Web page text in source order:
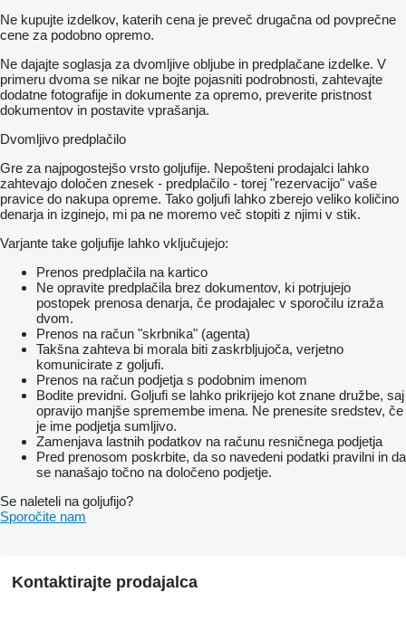
Ne kupujte izdelkov, katerih cena je preveč drugačna od povprečne
cene za podobno opremo.
Ne dajajte soglasja za dvomljive obljube in predplačane izdelke. V
primeru dvoma se nikar ne bojte pojasniti podrobnosti, zahtevajte
dodatne fotografije in dokumente za opremo, preverite pristnost
dokumentov in postavite vprašanja.
Dvomljivo predplačilo
Gre za najpogostejšo vrsto goljufije. Nepošteni prodajalci lahko
zahtevajo določen znesek - predplačilo - torej "rezervacijo" vaše
pravice do nakupa opreme. Tako goljufi lahko zberejo veliko količino
denarja in izginejo, mi pa ne moremo več stopiti z njimi v stik.
Varjante take goljufije lahko vključujejo:
Prenos predplačila na kartico
Ne opravite predplačila brez dokumentov, ki potrjujejo
postopek prenosa denarja, če prodajalec v sporočilu izraža
dvom.
Prenos na račun "skrbnika" (agenta)
Takšna zahteva bi morala biti zaskrbljujoča, verjetno
komunicirate z goljufi.
Prenos na račun podjetja s podobnim imenom
Bodite previdni. Goljufi se lahko prikrijejo kot znane družbe, saj
opravijo manjše spremembe imena. Ne prenesite sredstev, če
je ime podjetja sumljivo.
Zamenjava lastnih podatkov na računu resničnega podjetja
Pred prenosom poskrbite, da so navedeni podatki pravilni in da
se nanašajo točno na določeno podjetje.
Se naleteli na goljufijo?
Sporočite nam
Kontaktirajte prodajalca